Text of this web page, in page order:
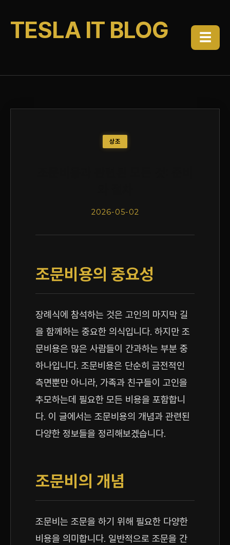
TESLA IT BLOG ☰
상조
2026-05-02
조문비용의 중요성
장례식에 참석하는 것은 고인의 마지막 길
을 함께하는 중요한 의식입니다. 하지만 조
문비용은 많은 사람들이 간과하는 부분 중
하나입니다. 조문비용은 단순히 금전적인
측면뿐만 아니라, 가족과 친구들이 고인을
추모하는데 필요한 모든 비용을 포함합니
다. 이 글에서는 조문비용의 개념과 관련된
다양한 정보들을 정리해보겠습니다.
조문비의 개념
조문비는 조문을 하기 위해 필요한 다양한
비용을 의미합니다. 일반적으로 조문을 간